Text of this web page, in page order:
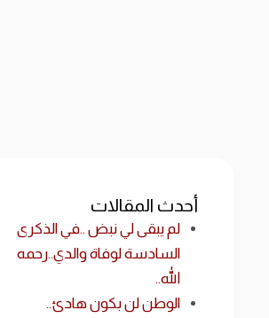
أحدث المقالات
لم يبقى لي نبض ..في الذكرى
السادسة لوفاة والدي..رحمه
الله..
الوطن لن بكون هادئ..